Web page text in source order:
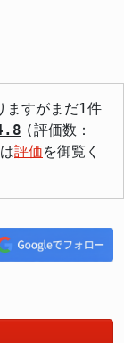
ますがまだ1件
(評価数：
評価を御覧く